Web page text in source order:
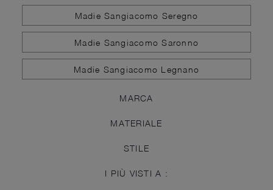
Madie Sangiacomo Seregno
Madie Sangiacomo Saronno
Madie Sangiacomo Legnano
MARCA
MATERIALE
STILE
I PIÙ VISTI A :